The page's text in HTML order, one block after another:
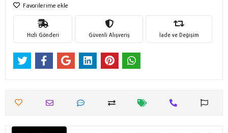
Favorilerime ekle
Hızlı Gönderi Güvenli Alışveriş İade ve Değişim